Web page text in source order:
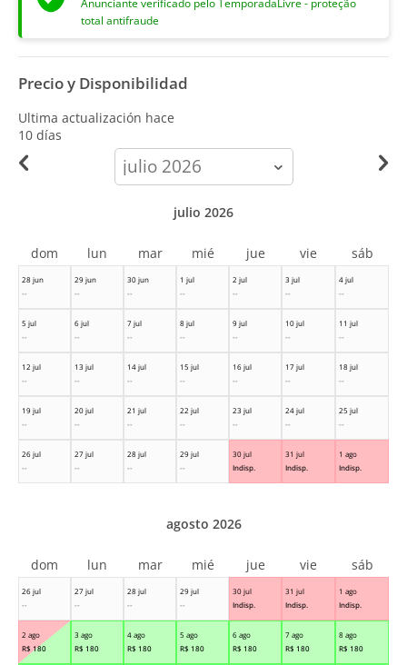
Anunciante verificado pelo TemporadaLivre - proteção
total antifraude
Precio y Disponibilidad
Ultima actualización hace
10 días
calendar-
month
28 jun
--
29 jun
--
30 jun
--
1 jul
--
2 jul
--
3 jul
--
4 jul
--
5 jul
--
6 jul
--
7 jul
--
8 jul
--
9 jul
--
10 jul
--
11 jul
--
12 jul
--
13 jul
--
14 jul
--
15 jul
--
16 jul
--
17 jul
--
18 jul
--
19 jul
--
20 jul
--
21 jul
--
22 jul
--
23 jul
--
24 jul
--
25 jul
--
26 jul
--
27 jul
--
28 jul
--
29 jul
--
30 jul
Indisp.
31 jul
Indisp.
1 ago
Indisp.
julio 2026
dom lun mar mié jue vie sáb
26 jul
--
27 jul
--
28 jul
--
29 jul
--
30 jul
Indisp.
31 jul
Indisp.
1 ago
Indisp.
2 ago
R$ 180
3 ago
R$ 180
4 ago
R$ 180
5 ago
R$ 180
6 ago
R$ 180
7 ago
R$ 180
8 ago
R$ 180
agosto 2026
dom lun mar mié jue vie sáb